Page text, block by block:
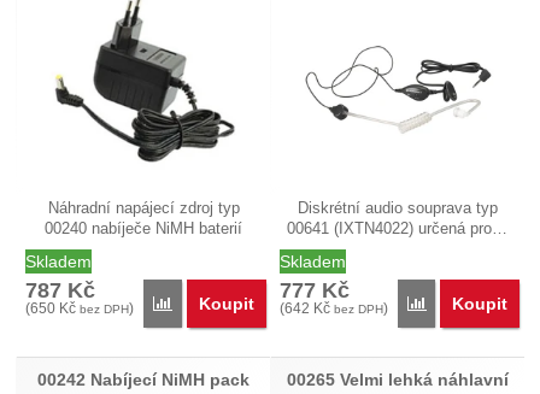
Náhradní napájecí zdroj typ
00240 nabíječe NiMH baterií
Skladem
787 Kč
(650 Kč bez DPH) Porovnat
Koupit
Diskrétní audio souprava typ
00641 (IXTN4022) určená pro…
Skladem
777 Kč
(642 Kč bez DPH) Porovnat
Koupit
00242 Nabíjecí NiMH pack
00265 Velmi lehká náhlavní